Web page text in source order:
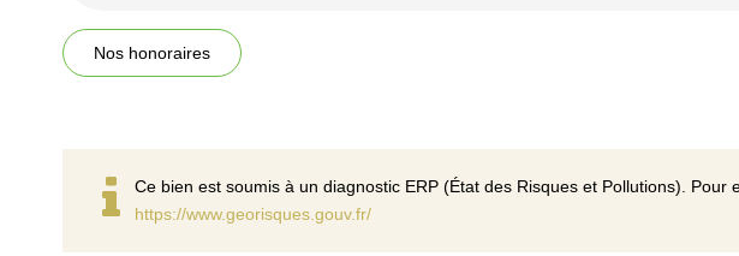
Nos honoraires
Ce bien est soumis à un diagnostic ERP (État des Risques et Pollutions). Pour
https://www.georisques.gouv.fr/